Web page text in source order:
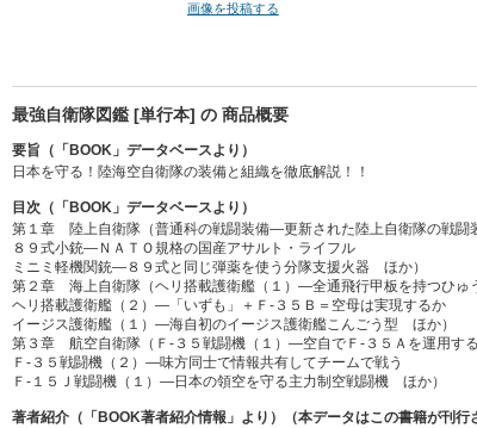
画像を投稿する
最強自衛隊図鑑 [単行本] の 商品概要
要旨（「BOOK」データベースより）
日本を守る！陸海空自衛隊の装備と組織を徹底解説！！
目次（「BOOK」データベースより）
第１章 陸上自衛隊（普通科の戦闘装備―更新された陸上自衛隊の戦闘
８９式小銃―ＮＡＴＯ規格の国産アサルト・ライフル
ミニミ軽機関銃―８９式と同じ弾薬を使う分隊支援火器 ほか）
第２章 海上自衛隊（ヘリ搭載護衛艦（１）―全通飛行甲板を持つひゅ
ヘリ搭載護衛艦（２）―「いずも」＋Ｆ‐３５Ｂ＝空母は実現するか
イージス護衛艦（１）―海自初のイージス護衛艦こんごう型 ほか）
第３章 航空自衛隊（Ｆ‐３５戦闘機（１）―空自でＦ‐３５Ａを運用す
Ｆ‐３５戦闘機（２）―味方同士で情報共有してチームで戦う
Ｆ‐１５Ｊ戦闘機（１）―日本の領空を守る主力制空戦闘機 ほか）
著者紹介（「BOOK著者紹介情報」より）（本データはこの書籍が刊行